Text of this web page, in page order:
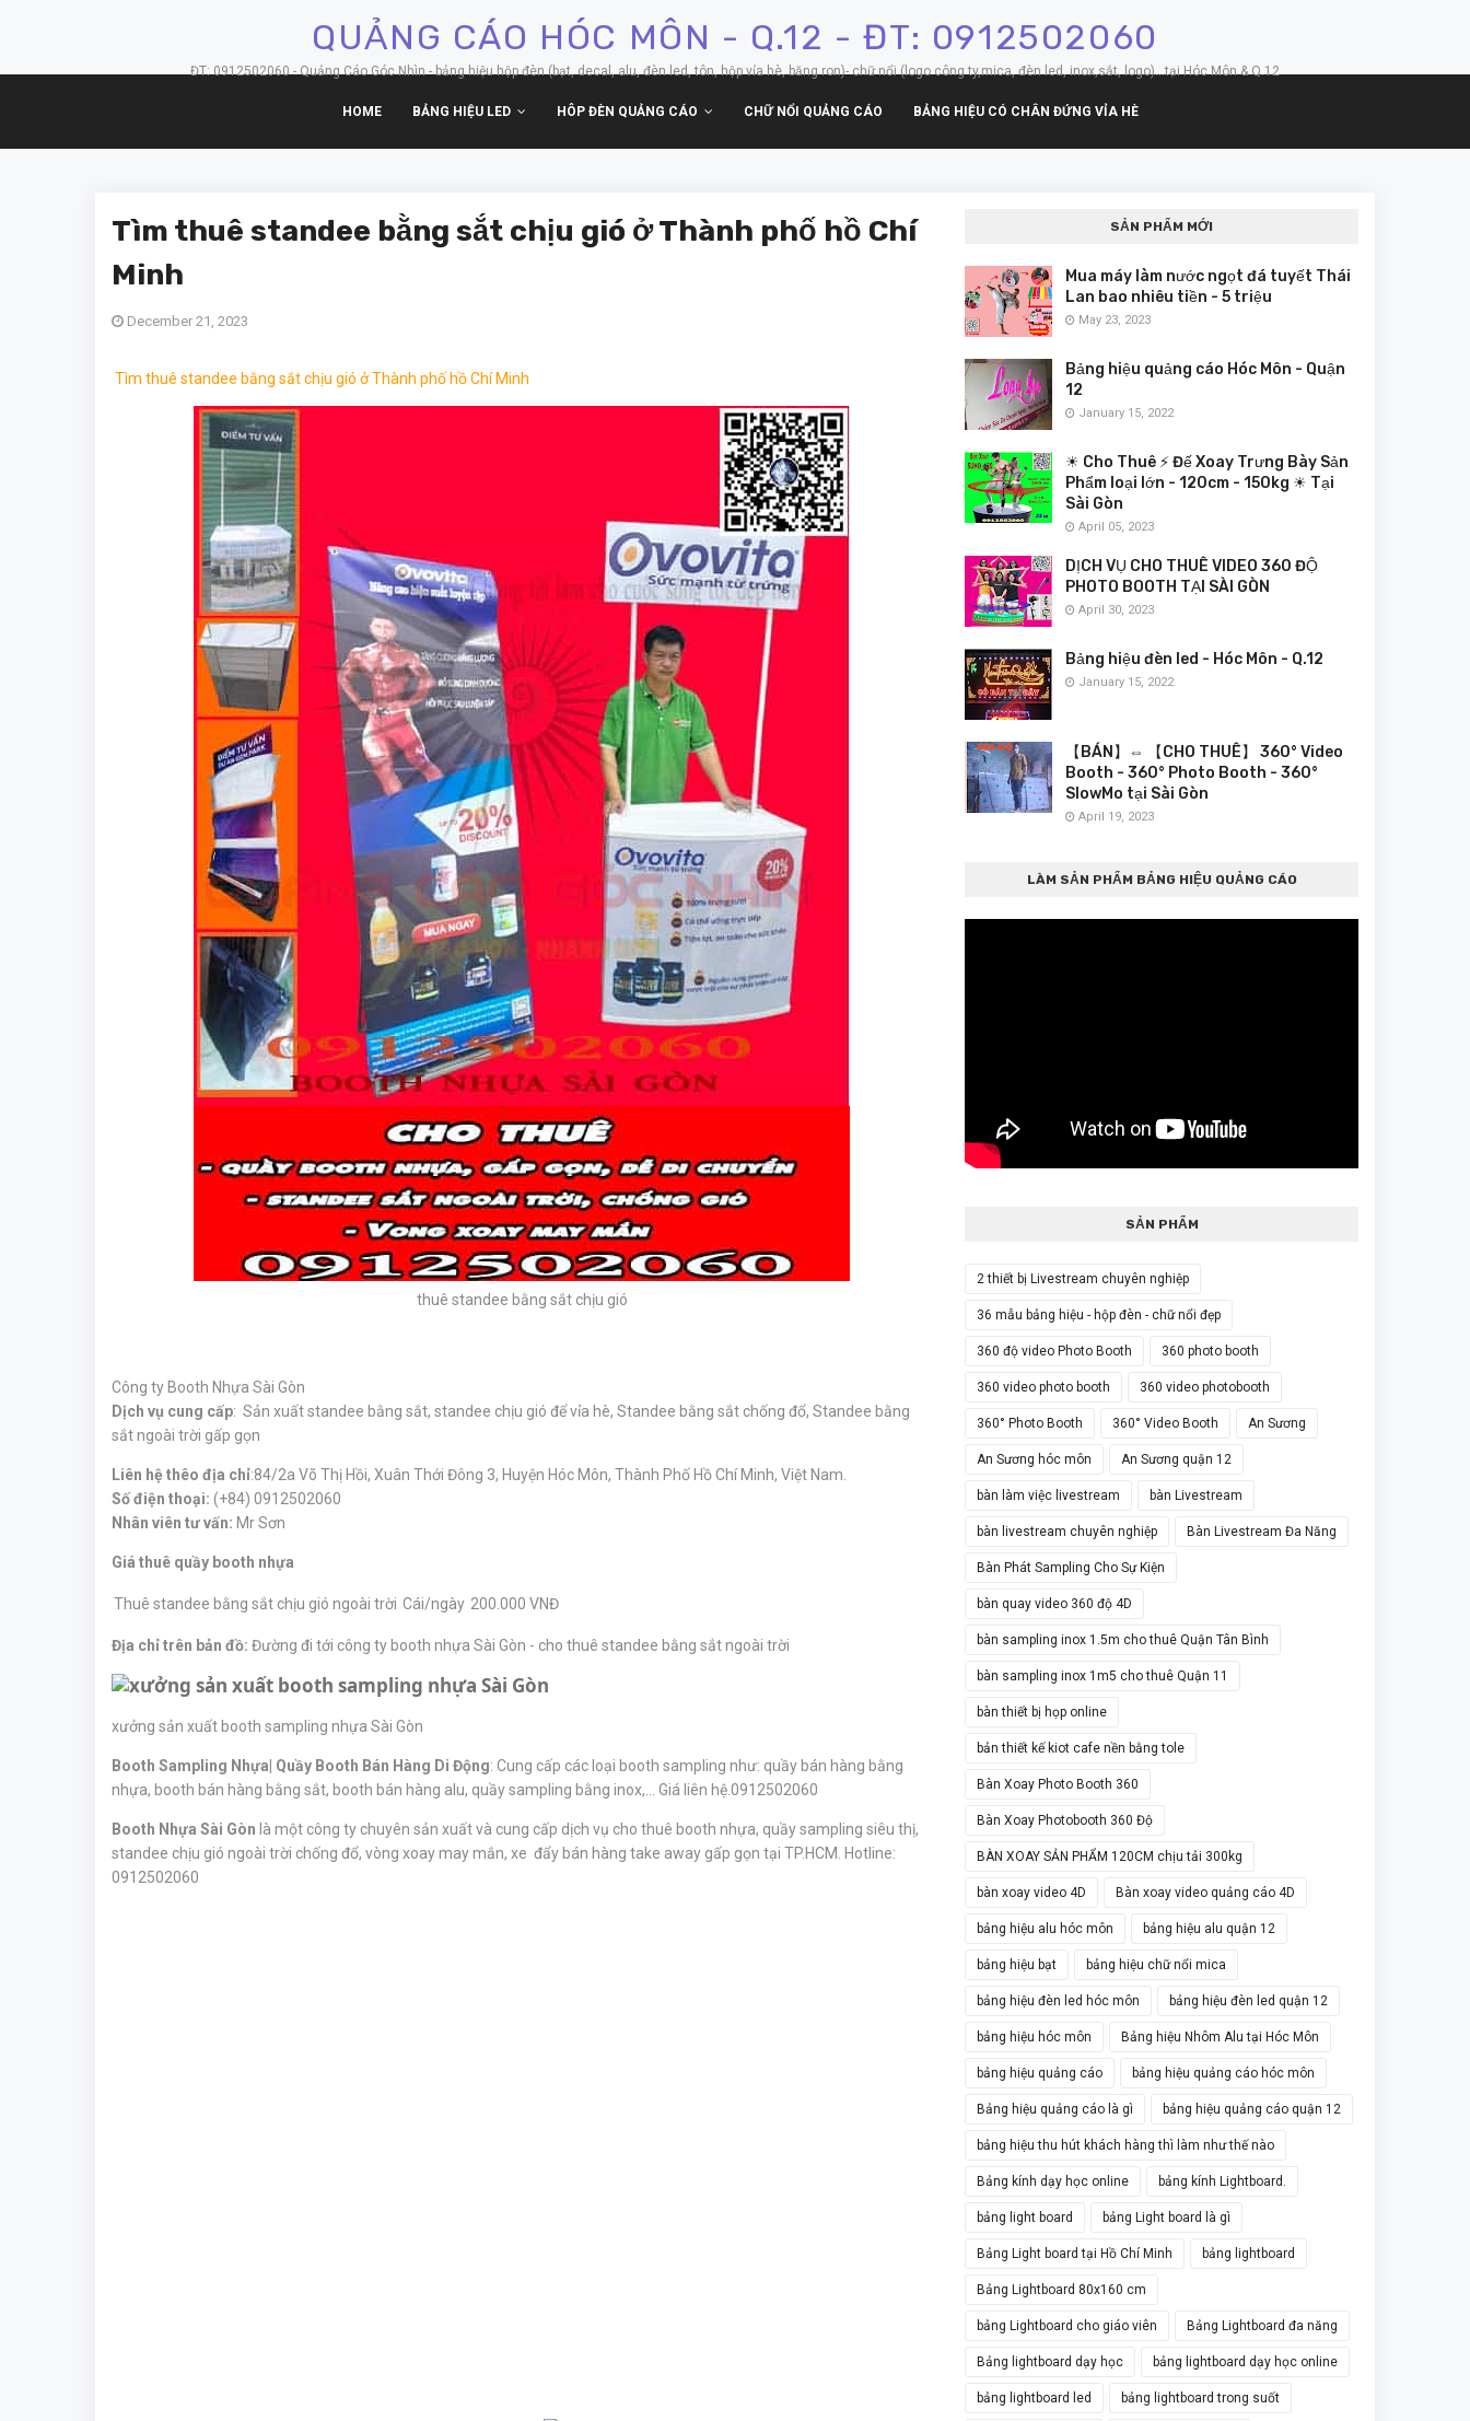
QUẢNG CÁO HÓC MÔN - Q.12 - ĐT: 0912502060
ĐT: 0912502060 - Quảng Cáo Góc Nhìn - bảng hiệu hộp đèn (bạt, decal, alu, đèn led, tôn, hộp vỉa hè, băng ron)- chữ nổi (logo công ty,mica, đèn led, inox,sắt, logo)...tại Hóc Môn & Q.12
HOME BẢNG HIỆU LED HÔP ĐÈN QUẢNG CÁO CHỮ NỔI QUẢNG CÁO BẢNG HIỆU CÓ CHÂN ĐỨNG VỈA HÈ
Tìm thuê standee bằng sắt chịu gió ở Thành phố hồ Chí
Minh
December 21, 2023
Tìm thuê standee bằng sắt chịu gió ở Thành phố hồ Chí Minh
thuê standee bằng sắt chịu gió
Công ty Booth Nhựa Sài Gòn
Dịch vụ cung cấp: Sản xuất standee bằng sắt, standee chịu gió để vỉa hè, Standee bằng sắt chống đổ, Standee bằng
sắt ngoài trời gấp gọn
Liên hệ thêo địa chỉ:84/2a Võ Thị Hồi, Xuân Thới Đông 3, Huyện Hóc Môn, Thành Phố Hồ Chí Minh, Việt Nam.
Số điện thoại: (+84) 0912502060
Nhân viên tư vấn: Mr Sơn
Giá thuê quầy booth nhựa
Thuê standee bằng sắt chịu gió ngoài trời Cái/ngày 200.000 VNĐ
Địa chỉ trên bản đồ: Đường đi tới công ty booth nhựa Sài Gòn - cho thuê standee bằng sắt ngoài trời
xưởng sản xuất booth sampling nhựa Sài Gòn
Booth Sampling Nhựa| Quầy Booth Bán Hàng Di Động: Cung cấp các loại booth sampling như: quầy bán hàng bằng
nhựa, booth bán hàng bằng sắt, booth bán hàng alu, quầy sampling bằng inox,… Giá liên hệ.0912502060
Booth Nhựa Sài Gòn là một công ty chuyên sản xuất và cung cấp dịch vụ cho thuê booth nhựa, quầy sampling siêu thị,
standee chịu gió ngoài trời chống đổ, vòng xoay may mắn, xe đẩy bán hàng take away gấp gọn tại TP.HCM. Hotline:
0912502060
SẢN PHẨM MỚI
Mua máy làm nước ngọt đá tuyết Thái
Lan bao nhiêu tiền - 5 triệu
May 23, 2023
Bảng hiệu quảng cáo Hóc Môn - Quận
12
January 15, 2022
☀ Cho Thuê ⚡ Đế Xoay Trưng Bày Sản
Phẩm loại lớn - 120cm - 150kg ☀ Tại
Sài Gòn
April 05, 2023
DỊCH VỤ CHO THUÊ VIDEO 360 ĐỘ
PHOTO BOOTH TẠI SÀI GÒN
April 30, 2023
Bảng hiệu đèn led - Hóc Môn - Q.12
January 15, 2022
【BÁN】⇔ 【CHO THUÊ】 360° Video
Booth - 360° Photo Booth - 360°
SlowMo tại Sài Gòn
April 19, 2023
LÀM SẢN PHẨM BẢNG HIỆU QUẢNG CÁO
SẢN PHẨM
2 thiết bị Livestream chuyên nghiệp
36 mẫu bảng hiệu - hộp đèn - chữ nổi đẹp
360 độ video Photo Booth 360 photo booth
360 video photo booth 360 video photobooth
360° Photo Booth 360° Video Booth An Sương
An Sương hóc môn An Sương quận 12
bàn làm việc livestream bàn Livestream
bàn livestream chuyên nghiệp Bàn Livestream Đa Năng
Bàn Phát Sampling Cho Sự Kiện
bàn quay video 360 độ 4D
bàn sampling inox 1.5m cho thuê Quận Tân Bình
bàn sampling inox 1m5 cho thuê Quận 11
bàn thiết bị họp online
bản thiết kế kiot cafe nền bằng tole
Bàn Xoay Photo Booth 360
Bàn Xoay Photobooth 360 Độ
BÀN XOAY SẢN PHẨM 120CM chịu tải 300kg
bàn xoay video 4D Bàn xoay video quảng cáo 4D
bảng hiệu alu hóc môn bảng hiệu alu quận 12
bảng hiệu bạt bảng hiệu chữ nổi mica
bảng hiệu đèn led hóc môn bảng hiệu đèn led quận 12
bảng hiệu hóc môn Bảng hiệu Nhôm Alu tại Hóc Môn
bảng hiệu quảng cáo bảng hiệu quảng cáo hóc môn
Bảng hiệu quảng cáo là gì bảng hiệu quảng cáo quận 12
bảng hiệu thu hút khách hàng thì làm như thế nào
Bảng kính dạy học online bảng kính Lightboard.
bảng light board bảng Light board là gì
Bảng Light board tại Hồ Chí Minh bảng lightboard
Bảng Lightboard 80x160 cm
bảng Lightboard cho giáo viên Bảng Lightboard đa năng
Bảng lightboard dạy học bảng lightboard dạy học online
bảng lightboard led bảng lightboard trong suốt